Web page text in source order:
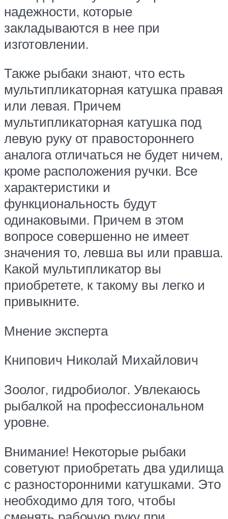
надежности, которые
закладываются в нее при
изготовлении.
Также рыбаки знают, что есть
мультипликаторная катушка правая
или левая. Причем
мультипликаторная катушка под
левую руку от правостороннего
аналога отличаться не будет ничем,
кроме расположения ручки. Все
характеристики и
функциональность будут
одинаковыми. Причем в этом
вопросе совершенно не имеет
значения то, левша вы или правша.
Какой мультипликатор вы
приобретете, к такому вы легко и
привыкните.
Мнение эксперта
Книпович Николай Михайлович
Зоолог, гидробиолог. Увлекаюсь
рыбалкой на профессиональном
уровне.
Внимание! Некоторые рыбаки
советуют приобретать два удилища
с разносторонними катушками. Это
необходимо для того, чтобы